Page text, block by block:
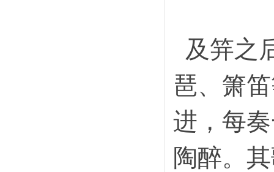
及笄之
琶、箫
进，每
陶醉。